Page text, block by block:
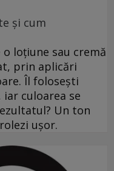
și cum
loțiune sau cremă
prin aplicări
Îl folosești
culoarea se
Un ton
ușor.